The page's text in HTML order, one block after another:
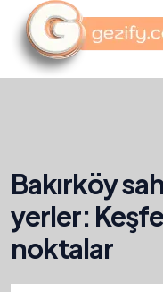
Bakırköy
yerler:
noktalar